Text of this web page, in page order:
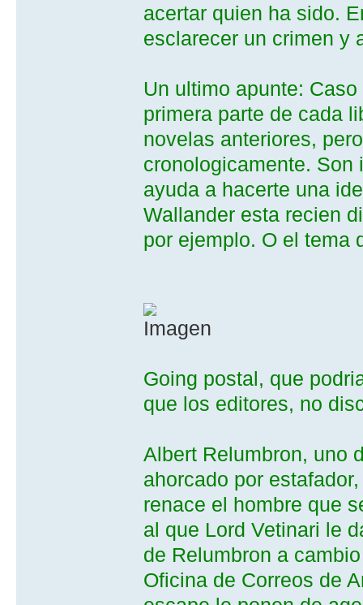
acertar quien ha sido.
esclarecer un crimen y
Un ultimo apunte:
primera parte de cada
novelas anteriores,
cronologicamente. Son
ayuda a hacerte una
Wallander esta recien
por ejemplo. O el tema
Going postal, que
que los editores, no
Albert Relumbron, uno
ahorcado por
renace el hombre que
al que Lord Vetinari le
de Relumbron a
Oficina de Correos de